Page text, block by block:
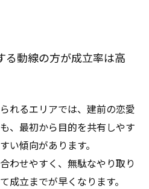
る動線の方が成立率は高
れるエリアでは、建前の恋愛
、最初から目的を共有しやす
い傾向があります。
わせやすく、無駄なやり取り
成立までが早くなります。